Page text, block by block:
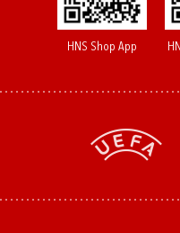
HNS Shop App